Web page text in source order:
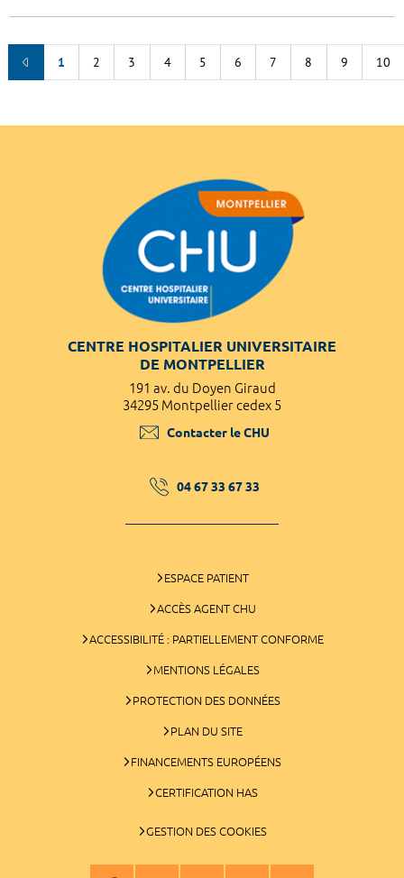
1 2 3 4 5 6 7 8 9 10
CENTRE HOSPITALIER UNIVERSITAIRE
DE MONTPELLIER
191 av. du Doyen Giraud
34295 Montpellier cedex 5
Contacter le CHU
04 67 33 67 33
ESPACE PATIENT
ACCÈS AGENT CHU
ACCESSIBILITÉ : PARTIELLEMENT CONFORME
MENTIONS LÉGALES
PROTECTION DES DONNÉES
PLAN DU SITE
FINANCEMENTS EUROPÉENS
CERTIFICATION HAS
GESTION DES COOKIES